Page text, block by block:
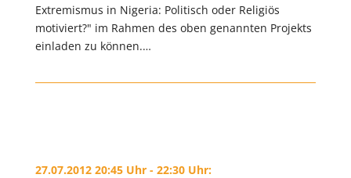
Extremismus in Nigeria: Politisch oder Religiös
motiviert?" im Rahmen des oben genannten Projekts
einladen zu können.…
27.07.2012 20:45 Uhr - 22:30 Uhr: